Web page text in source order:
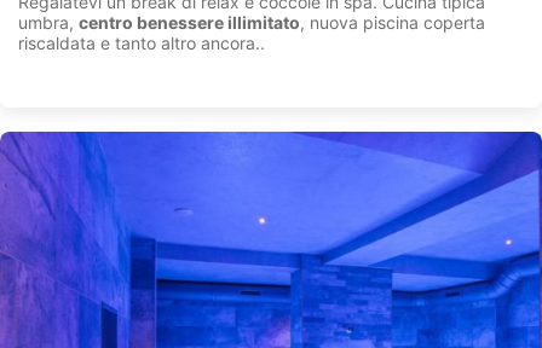
umbra, centro benessere illimitato, nuova piscina coperta
riscaldata e tanto altro ancora..